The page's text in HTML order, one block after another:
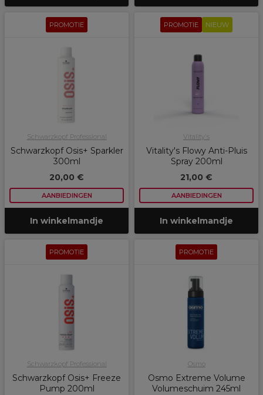
PROMOTIE
Schwarzkopf Professional
Schwarzkopf Osis+ Sparkler
300ml
20,00 €
AANBIEDINGEN
In winkelmandje
PROMOTIE NIEUW
Vitality's
Vitality's Flowy Anti-Pluis
Spray 200ml
21,00 €
AANBIEDINGEN
In winkelmandje
PROMOTIE
Schwarzkopf Professional
Schwarzkopf Osis+ Freeze
Pump 200ml
PROMOTIE
Osmo
Osmo Extreme Volume
Volumeschuim 245ml